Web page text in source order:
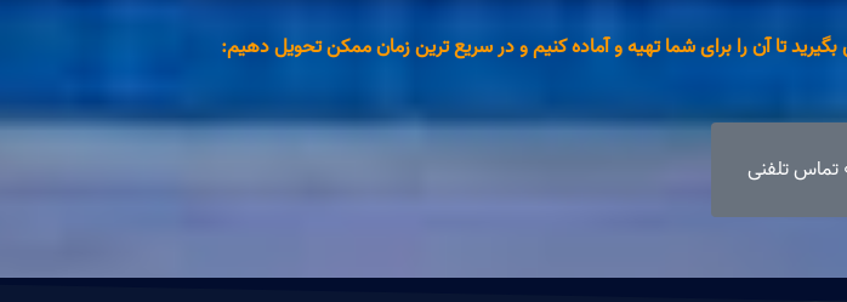
تا آن را برای شما تهیه و آماده کنیم و در سریع ترین زمان ممکن تحویل دهیم: